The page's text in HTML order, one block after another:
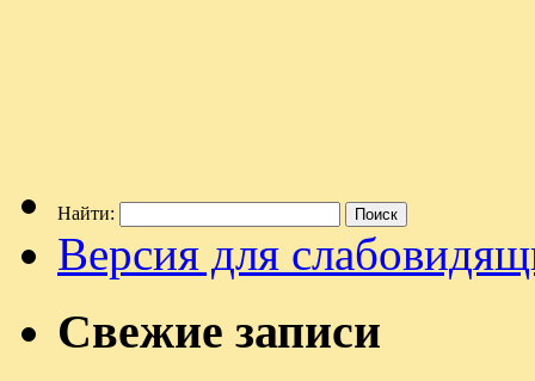
Найти:
Версия для
Свежие записи